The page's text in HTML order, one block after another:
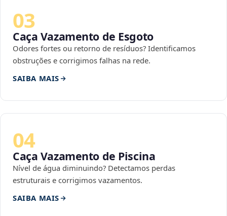
03
Caça Vazamento de Esgoto
Odores fortes ou retorno de resíduos? Identificamos
obstruções e corrigimos falhas na rede.
SAIBA MAIS
04
Caça Vazamento de Piscina
Nível de água diminuindo? Detectamos perdas
estruturais e corrigimos vazamentos.
SAIBA MAIS